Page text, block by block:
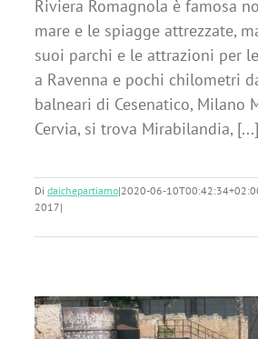
Riviera Romagnola è famosa
mare e le spiagge attrezzate,
suoi parchi e le attrazioni per
a Ravenna e pochi chilometri
balneari di Cesenatico, Milano
Cervia, si trova Mirabilandia, [...]
Di daichepartiamo|2020-06-
2017|